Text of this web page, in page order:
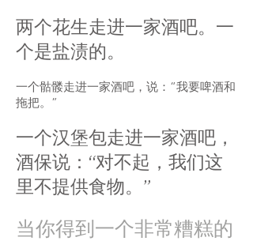
两个花生走进一家酒吧。一
个是盐渍的。
一个骷髅走进一家酒吧，说：“我要啤酒和
拖把。”
一个汉堡包走进一家酒吧，
酒保说：“对不起，我们这
里不提供食物。”
当你得到一个非常糟糕的